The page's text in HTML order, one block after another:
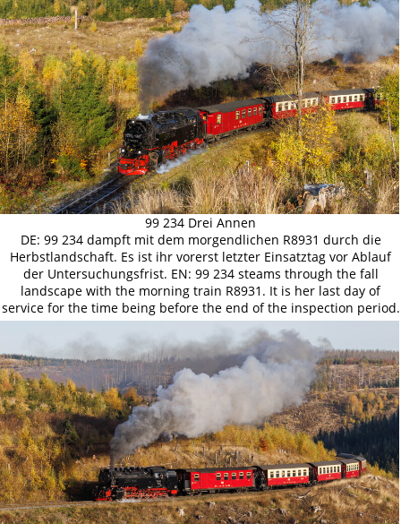
99 234 Drei Annen
DE: 99 234 dampft mit dem morgendlichen R8931 durch die
Herbstlandschaft. Es ist ihr vorerst letzter Einsatztag vor Ablauf
der Untersuchungsfrist. EN: 99 234 steams through the fall
landscape with the morning train R8931. It is her last day of
service for the time being before the end of the inspection period.